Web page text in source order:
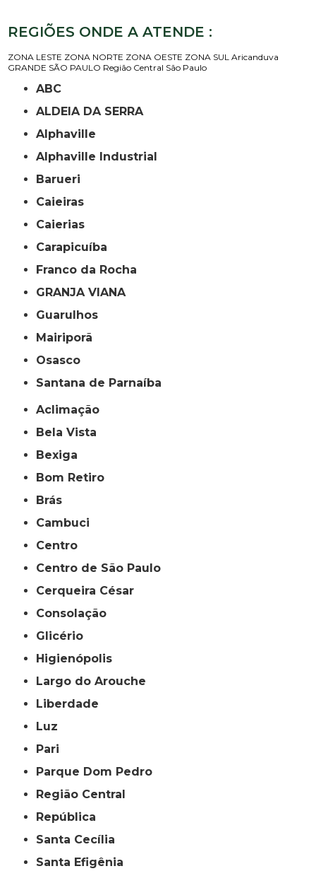
REGIÕES ONDE A ATENDE :
ZONA LESTE ZONA NORTE ZONA OESTE ZONA SUL Aricanduva
GRANDE SÃO PAULO Região Central São Paulo
ABC
ALDEIA DA SERRA
Alphaville
Alphaville Industrial
Barueri
Caieiras
Caierias
Carapicuíba
Franco da Rocha
GRANJA VIANA
Guarulhos
Mairiporã
Osasco
Santana de Parnaíba
Aclimação
Bela Vista
Bexiga
Bom Retiro
Brás
Cambuci
Centro
Centro de São Paulo
Cerqueira César
Consolação
Glicério
Higienópolis
Largo do Arouche
Liberdade
Luz
Pari
Parque Dom Pedro
Região Central
República
Santa Cecília
Santa Efigênia